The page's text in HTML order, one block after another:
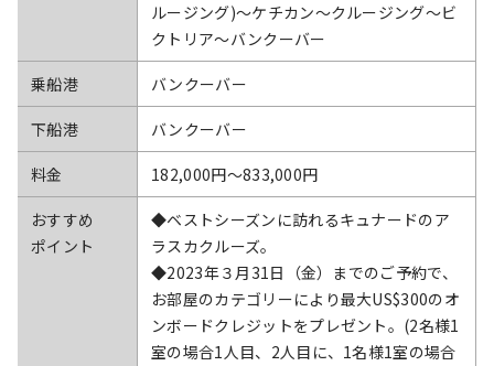
ルージング)～ケチカン～クルージング～ビ
クトリア～バンクーバー
乗船港 バンクーバー
下船港 バンクーバー
料金 182,000円〜833,000円
おすすめ
ポイント
◆ベストシーズンに訪れるキュナードのア
ラスカクルーズ。
◆2023年３月31日（金）までのご予約で、
お部屋のカテゴリーにより最大US$300のオ
ンボードクレジットをプレゼント。(2名様1
室の場合1人目、2人目に、1名様1室の場合